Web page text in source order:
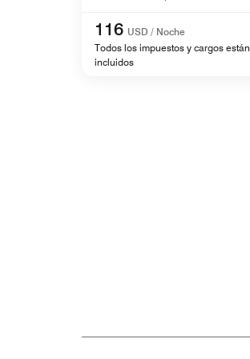
116 USD / Noche
Todos los impuestos y cargos están
incluidos